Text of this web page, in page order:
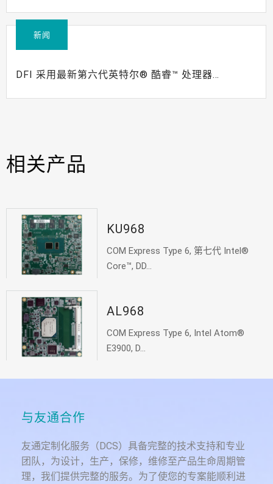
新闻
DFI 采用最新第六代英特尔® 酷睿™ 处理器
相关产品
KU968
COM Express Type 6, 第七代 Intel®
Core™, DD...
AL968
COM Express Type 6, Intel Atom®
E3900, D...
与友通合作
友通定制化服务（DCS）具备完整的技术支持和专业
团队，为设计，生产，保修，维修至产品生命周期管
理，我们提供完整的服务。为了使您的专案能顺利进